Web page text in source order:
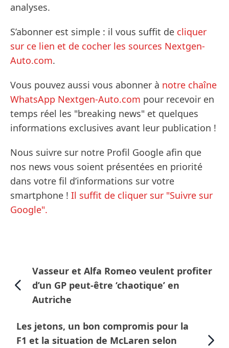
analyses.
S’abonner est simple : il vous suffit de cliquer
sur ce lien et de cocher les sources Nextgen-
Auto.com.
Vous pouvez aussi vous abonner à notre chaîne
WhatsApp Nextgen-Auto.com pour recevoir en
temps réel les "breaking news" et quelques
informations exclusives avant leur publication !
Nous suivre sur notre Profil Google afin que
nos news vous soient présentées en priorité
dans votre fil d’informations sur votre
smartphone ! Il suffit de cliquer sur "Suivre sur
Google".
Vasseur et Alfa Romeo veulent profiter
d’un GP peut-être ‘chaotique’ en
Autriche
Les jetons, un bon compromis pour la
F1 et la situation de McLaren selon